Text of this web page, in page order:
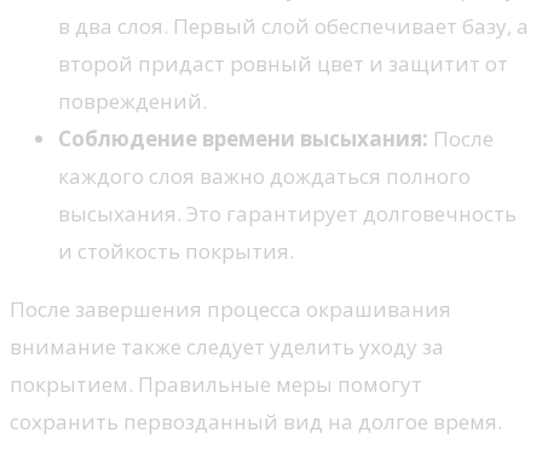
в два слоя. Первый слой обеспечивает базу, а
второй придаст ровный цвет и защитит от
повреждений.
Соблюдение времени высыхания: После
каждого слоя важно дождаться полного
высыхания. Это гарантирует долговечность
и стойкость покрытия.
После завершения процесса окрашивания
внимание также следует уделить уходу за
покрытием. Правильные меры помогут
сохранить первозданный вид на долгое время.